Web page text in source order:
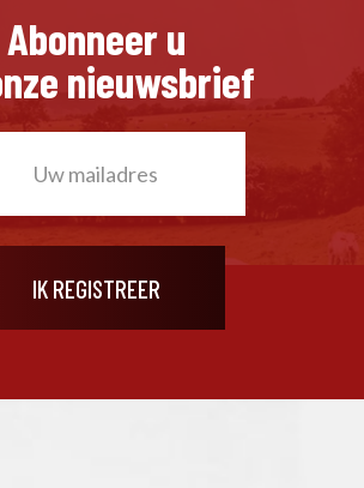
Abonneer u
nieuwsbrief